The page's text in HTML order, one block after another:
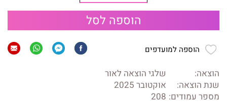
הוספה לסל
הוספה למועדפים
הוצאה:
שלגי הוצאה לאור
שנת הוצאה:
אוקטובר 2025
מספר עמודים: 208